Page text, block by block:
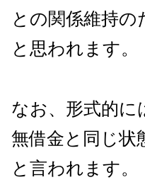
との関係維持
と思われます。
なお、形式的
無借金と同じ状
と言われます。